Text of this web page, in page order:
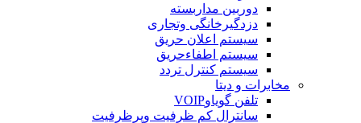
دوربین مداربسته
دزدگیرخانگی وتجاری
سیستم اعلان حریق
سیستم اطفاءحریق
سیستم کنترل تردد
مخابرات و دیتا
تلفن گویاوVOIP
سانترال کم ظرفیت وپرظرفیت